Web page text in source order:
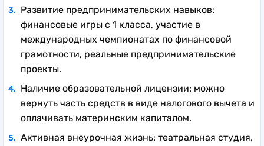
Развитие предпринимательских навыков:
финансовые игры с 1 класса, участие в
международных чемпионатах по финансовой
грамотности, реальные предпринимательские
проекты.
Наличие образовательной лицензии: можно
вернуть часть средств в виде налогового вычета и
оплачивать материнским капиталом.
Активная внеурочная жизнь: театральная студия,